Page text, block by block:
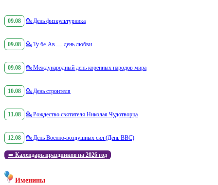
09.08 💁 День физкультурника
09.08 💁 Ту бе-Ав — день любви
09.08 💁 Международный день коренных народов мира
10.08 💁 День строителя
11.08 💁 Рождество святителя Николая Чудотворца
12.08 💁 День Военно-воздушных сил (День ВВС)
➡️ Календарь праздников на 2026 год
Именины